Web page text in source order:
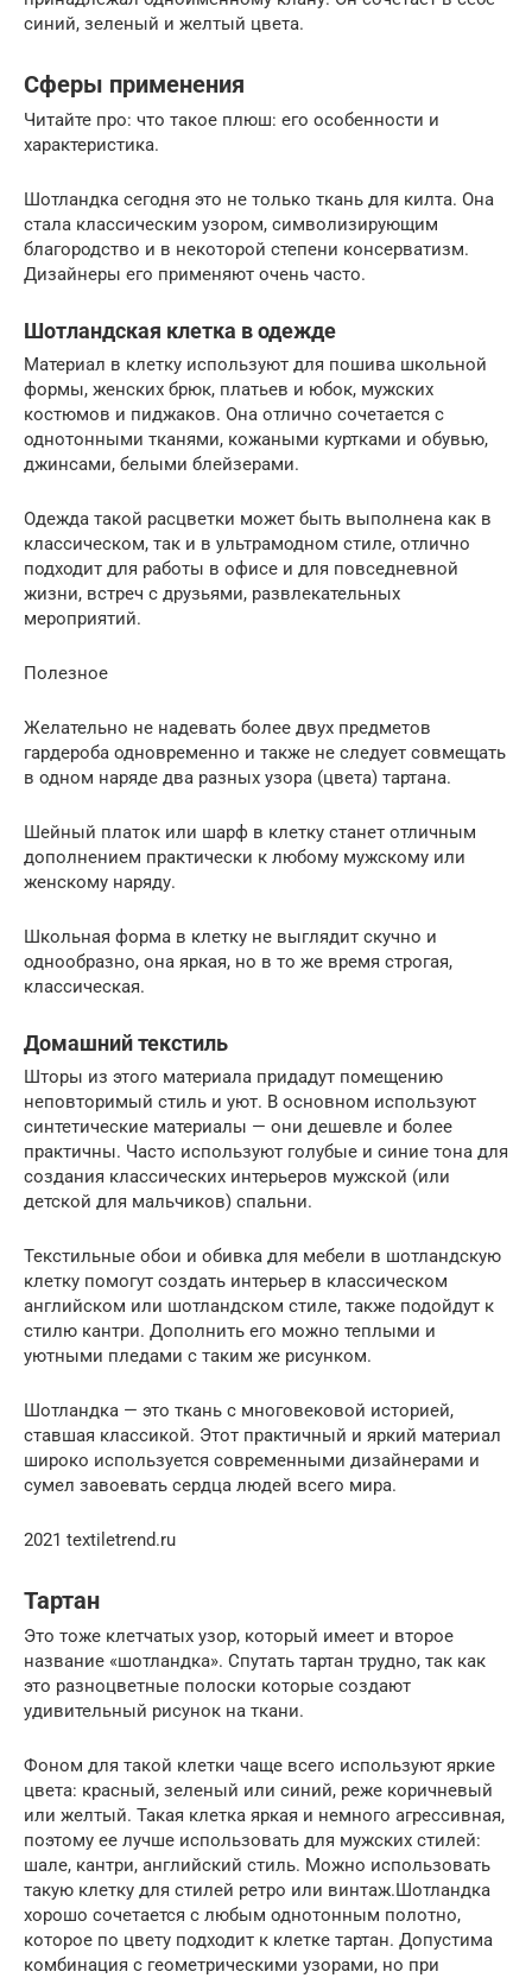
синий, зеленый и желтый цвета.
Сферы применения
Читайте про: что такое плюш: его особенности и
характеристика.
Шотландка сегодня это не только ткань для килта. Она
стала классическим узором, символизирующим
благородство и в некоторой степени консерватизм.
Дизайнеры его применяют очень часто.
Шотландская клетка в одежде
Материал в клетку используют для пошива школьной
формы, женских брюк, платьев и юбок, мужских
костюмов и пиджаков. Она отлично сочетается с
однотонными тканями, кожаными куртками и обувью,
джинсами, белыми блейзерами.
Одежда такой расцветки может быть выполнена как в
классическом, так и в ультрамодном стиле, отлично
подходит для работы в офисе и для повседневной
жизни, встреч с друзьями, развлекательных
мероприятий.
Полезное
Желательно не надевать более двух предметов
гардероба одновременно и также не следует совмещать
в одном наряде два разных узора (цвета) тартана.
Шейный платок или шарф в клетку станет отличным
дополнением практически к любому мужскому или
женскому наряду.
Школьная форма в клетку не выглядит скучно и
однообразно, она яркая, но в то же время строгая,
классическая.
Домашний текстиль
Шторы из этого материала придадут помещению
неповторимый стиль и уют. В основном используют
синтетические материалы — они дешевле и более
практичны. Часто используют голубые и синие тона для
создания классических интерьеров мужской (или
детской для мальчиков) спальни.
Текстильные обои и обивка для мебели в шотландскую
клетку помогут создать интерьер в классическом
английском или шотландском стиле, также подойдут к
стилю кантри. Дополнить его можно теплыми и
уютными пледами с таким же рисунком.
Шотландка — это ткань с многовековой историей,
ставшая классикой. Этот практичный и яркий материал
широко используется современными дизайнерами и
сумел завоевать сердца людей всего мира.
2021 textiletrend.ru
Тартан
Это тоже клетчатых узор, который имеет и второе
название «шотландка». Спутать тартан трудно, так как
это разноцветные полоски которые создают
удивительный рисунок на ткани.
Фоном для такой клетки чаще всего используют яркие
цвета: красный, зеленый или синий, реже коричневый
или желтый. Такая клетка яркая и немного агрессивная,
поэтому ее лучше использовать для мужских стилей:
шале, кантри, английский стиль. Можно использовать
такую клетку для стилей ретро или винтаж.Шотландка
хорошо сочетается с любым однотонным полотно,
которое по цвету подходит к клетке тартан. Допустима
комбинация с геометрическими узорами, но при